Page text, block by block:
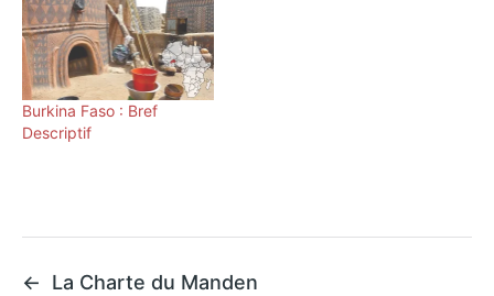
Burkina Faso : Bref
Descriptif
←
La Charte du Manden